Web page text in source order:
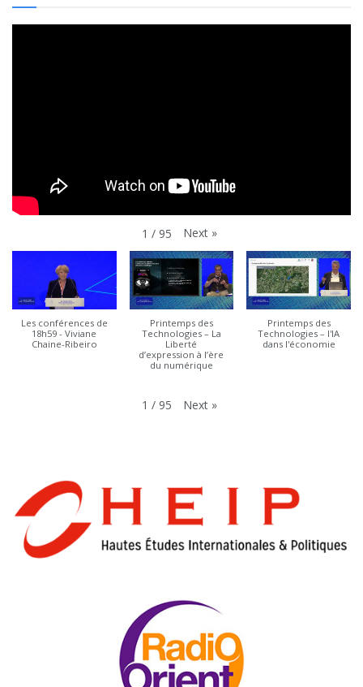
1 / 95 Next »
Les conférences de
18h59 - Viviane
Chaine-Ribeiro
Printemps des
Technologies – La
Liberté
d’expression à l’ère
du numérique
Printemps des
Technologies – l'IA
dans l'économie
1 / 95 Next »